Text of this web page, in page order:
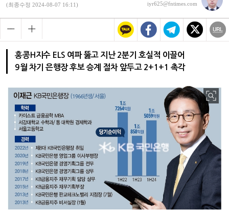
(최종수정 2024-08-07 16:11)
iyr625@fntimes.com
홍콩H지수 ELS 여파 뚫고 지난 2분기 호실적 이끌어
9월 차기 은행장 후보 승계 절차 앞두고 2+1+1 촉각